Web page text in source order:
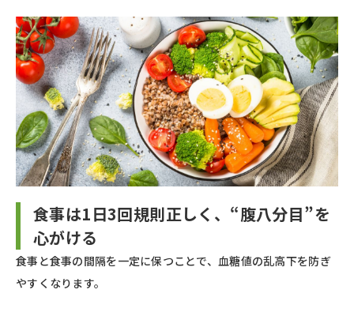
食事は1日3回規則正しく、“腹八分目”を
心がける
食事と食事の間隔を一定に保つことで、血糖値の乱高下を防ぎ
やすくなります。